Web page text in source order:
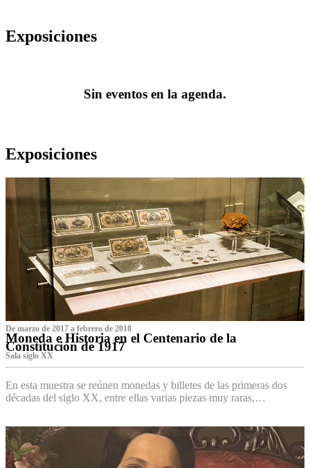
Exposiciones
Sin eventos en la agenda.
Exposiciones
De marzo de 2017 a febrero de 2018
Moneda e Historia en el Centenario de la
Constitución de 1917
Sala siglo XX
En esta muestra se reúnen monedas y billetes de las primeras dos
décadas del siglo XX, entre ellas varias piezas muy raras,…